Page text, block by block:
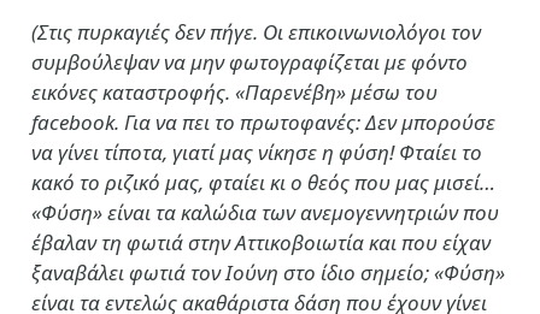
(Στις πυρκαγιές δεν πήγε. Οι επικοινωνιολόγοι τον
συμβούλεψαν να μην φωτογραφίζεται με φόντο
εικόνες καταστροφής. «Παρενέβη» μέσω του
facebook. Για να πει το πρωτοφανές: Δεν μπορούσε
να γίνει τίποτα, γιατί μας νίκησε η φύση! Φταίει το
κακό το ριζικό μας, φταίει κι ο θεός που μας μισεί…
«Φύση» είναι τα καλώδια των ανεμογεννητριών που
έβαλαν τη φωτιά στην Αττικοβοιωτία και που είχαν
ξαναβάλει φωτιά τον Ιούνη στο ίδιο σημείο; «Φύση»
είναι τα εντελώς ακαθάριστα δάση που έχουν γίνει